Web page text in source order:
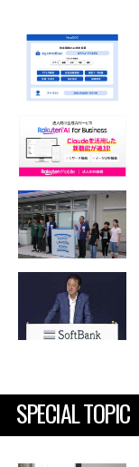
SPECIAL TOPIC